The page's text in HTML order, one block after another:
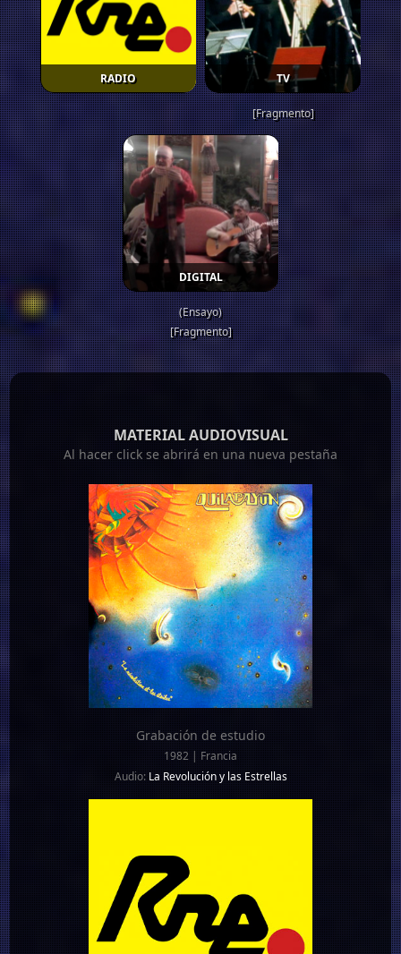
RADIO TV
[Fragmento]
DIGITAL
(Ensayo)
[Fragmento]
MATERIAL AUDIOVISUAL
Al hacer click se abrirá en una nueva pestaña
Grabación de estudio
1982 | Francia
Audio: La Revolución y las Estrellas